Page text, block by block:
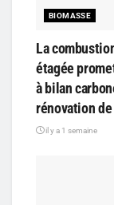
BIOMASSE
La
étagée
à bilan
rénovation
il y a 1 semaine